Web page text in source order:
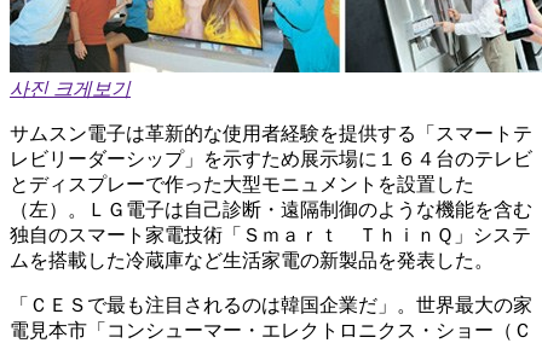
사진 크게보기
サムスン電子は革新的な使用者経験を提供する「スマートテ
レビリーダーシップ」を示すため展示場に１６４台のテレビ
とディスプレーで作った大型モニュメントを設置した
（左）。ＬＧ電子は自己診断・遠隔制御のような機能を含む
独自のスマート家電技術「Ｓｍａｒｔ ＴｈｉｎＱ」システ
ムを搭載した冷蔵庫など生活家電の新製品を発表した。
「ＣＥＳで最も注目されるのは韓国企業だ」。世界最大の家
電見本市「コンシューマー・エレクトロニクス・ショー（Ｃ